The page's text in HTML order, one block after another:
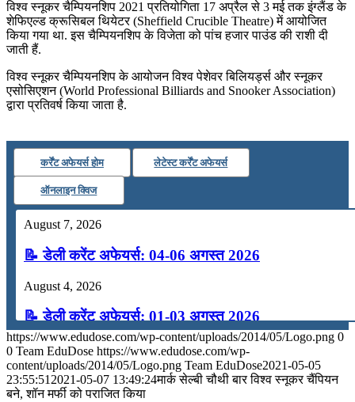
विश्व स्नूकर चैम्पियनशिप 2021 प्रतियोगिता 17 अप्रैल से 3 मई तक इंग्लैंड के
शेफिएल्ड क्रूसिबल थियेटर (Sheffield Crucible Theatre) में आयोजित
किया गया था. इस चैम्पियनशिप के विजेता को पांच हजार पाउंड की राशी दी
जाती हैं.
विश्व स्नूकर चैम्पियनशिप के आयोजन विश्व पेशेवर बिलियर्ड्स और स्नूकर
एसोसिएशन (World Professional Billiards and Snooker Association)
द्वारा प्रतिवर्ष किया जाता है.
कर्रेंट अफेयर्स होम लेटेस्ट कर्रेंट अफेयर्स
ऑनलाइन क्विज
August 7, 2026
📝 डेली करेंट अफेयर्स: 04-06 अगस्त 2026
August 4, 2026
📝 डेली करेंट अफेयर्स: 01-03 अगस्त 2026
July 31, 2026
📝 डेली करेंट अफेयर्स: 28-31 जुलाई 2026
https://www.edudose.com/wp-content/uploads/2014/05/Logo.png 0
0 Team EduDose https://www.edudose.com/wp-
content/uploads/2014/05/Logo.png Team EduDose2021-05-05
23:55:51 2021-05-07 13:49:24मार्क सेल्बी चौथी बार विश्व स्नूकर चैंपियन
बने, शॉन मर्फी को पराजित किया